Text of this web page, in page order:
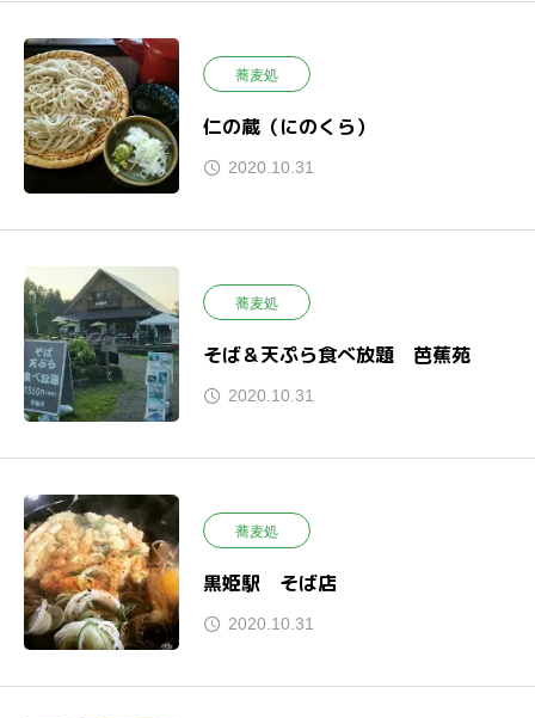
蕎麦処
仁の蔵（にのくら）
2020.10.31
蕎麦処
そば＆天ぷら食べ放題 芭蕉苑
2020.10.31
蕎麦処
黒姫駅 そば店
2020.10.31